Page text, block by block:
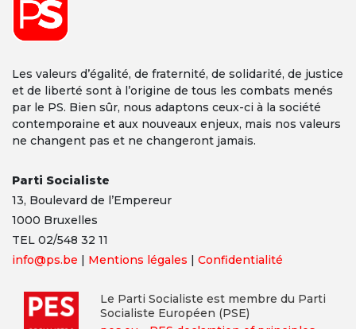
Les valeurs d’égalité, de fraternité, de solidarité, de justice
et de liberté sont à l’origine de tous les combats menés
par le PS. Bien sûr, nous adaptons ceux-ci à la société
contemporaine et aux nouveaux enjeux, mais nos valeurs
ne changent pas et ne changeront jamais.
Parti Socialiste
13, Boulevard de l’Empereur
1000 Bruxelles
TEL 02/548 32 11
info@ps.be | Mentions légales | Confidentialité
Le Parti Socialiste est membre du Parti
Socialiste Européen (PSE)